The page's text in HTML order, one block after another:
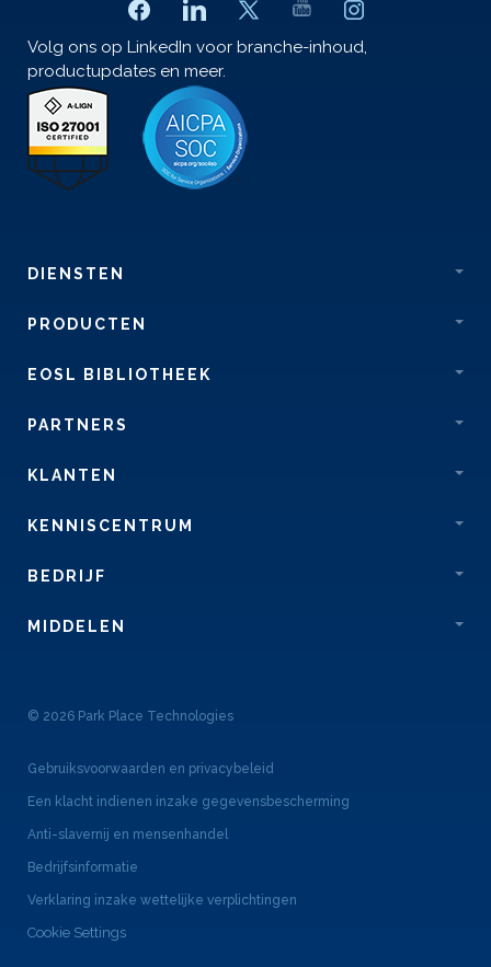
Volg ons op LinkedIn voor branche-inhoud,
productupdates en meer.
DIENSTEN
PRODUCTEN
EOSL BIBLIOTHEEK
PARTNERS
KLANTEN
KENNISCENTRUM
BEDRIJF
MIDDELEN
© 2026 Park Place Technologies
Gebruiksvoorwaarden en privacybeleid
Een klacht indienen inzake gegevensbescherming
Anti-slavernij en mensenhandel
Bedrijfsinformatie
Verklaring inzake wettelijke verplichtingen
Cookie Settings